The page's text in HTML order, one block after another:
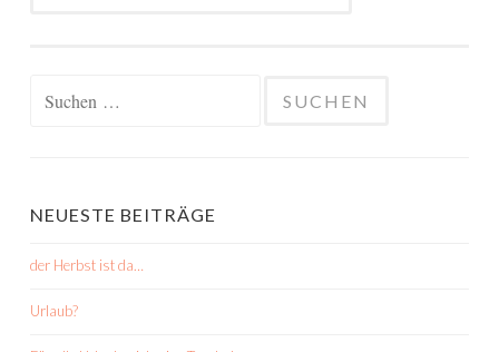
NEUESTE BEITRÄGE
der Herbst ist da…
Urlaub?